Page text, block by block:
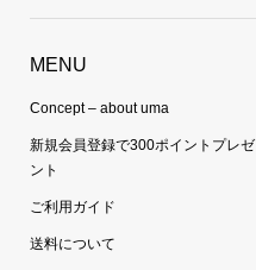
MENU
Concept – about uma
新規会員登録で300ポイントプレゼ
ント
ご利用ガイド
送料について